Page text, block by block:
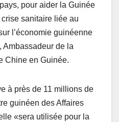
pour aider la Guinée
sanitaire liée au
l’économie guinéenne
Ambassadeur de la
Chine en Guinée.
à près de 11 millions de
guinéen des Affaires
«sera utilisée pour la